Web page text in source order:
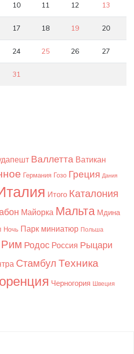
10 11 12 13
17 18 19 20
24 25 26 27
31
Валлетта Ватикан
Германия Гозо Греция Дания
Итого Каталония
Майорка Мальта Мдина
Ночь Парк миниатюр Польша
Рим Родос Россия Рыцари
Стамбул Техника
Черногория Швеция